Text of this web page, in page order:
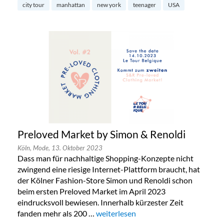
city tour manhattan new york teenager USA
Preloved Market by Simon & Renoldi
Köln, Mode, 13. Oktober 2023
Dass man für nachhaltige Shopping-Konzepte nicht
zwingend eine riesige Internet-Plattform braucht, hat
der Kölner Fashion-Store Simon und Renoldi schon
beim ersten Preloved Market im April 2023
eindrucksvoll bewiesen. Innerhalb kürzester Zeit
fanden mehr als 200 … „Preloved Market by Simon &
weiterlesen